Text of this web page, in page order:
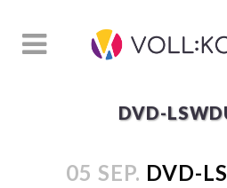
DVD-
05 SEP. DVD-